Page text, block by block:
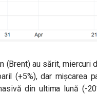
(Brent) au sărit, miercuri
(+5%), dar mișcarea
din ultima lună (-